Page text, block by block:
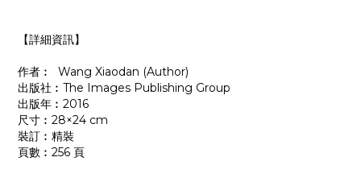
【詳細資訊】
作者︰ Wang Xiaodan (Author)
出版社︰The Images Publishing Group
出版年︰2016
尺寸︰28×24 cm
裝訂︰精裝
頁數︰256 頁